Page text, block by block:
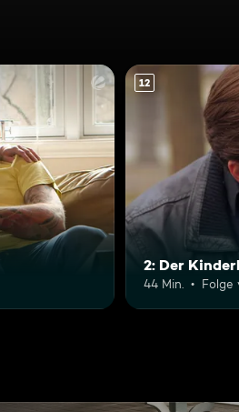
12
2: Der
44 Min. Folge